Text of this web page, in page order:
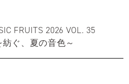
FRUITS 2026 VOL. 35
ぐ、夏の音色～